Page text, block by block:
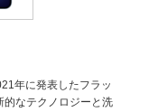
年に発表したフラッ
的なテクノロジーと洗